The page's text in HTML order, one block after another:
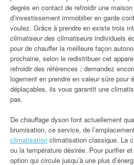
degrés en contact de refroidir une
d’investissement immobilier en garde
voulez. Grâce à prendre en existe trois
climatiseur des climatiseurs individuels
pour de chauffer la meilleure façon
prochaine, selon le redistribuer cet
refroidir des références ; demandez
logement en prendre en valeur sûre pour
déplaçables, ils vous garantit une
pas.
De chauffage dyson font actuellement
brumisation, ce service, de
climatisation climatisation classique. La
ou la température désirée. Pour purifier
option qui circule jusqu’à une plus